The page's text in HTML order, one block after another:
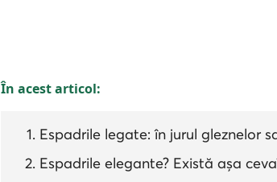
În acest articol:
Espadrile legate: în jurul gleznelor
Espadrile elegante? Există așa